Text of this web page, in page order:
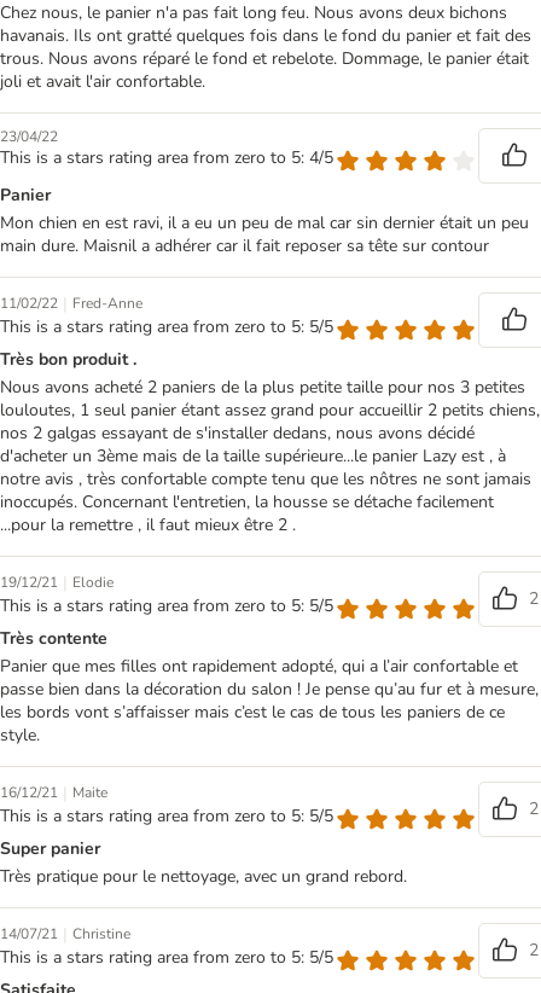
Chez nous, le panier n'a pas fait long feu. Nous avons deux bichons
havanais. Ils ont gratté quelques fois dans le fond du panier et fait des
trous. Nous avons réparé le fond et rebelote. Dommage, le panier était
joli et avait l'air confortable.
23/04/22
This is a stars rating area from zero to 5: 4/5
Panier
Mon chien en est ravi, il a eu un peu de mal car sin dernier était un peu
main dure. Maisnil a adhérer car il fait reposer sa tête sur contour
11/02/22 | Fred-Anne
This is a stars rating area from zero to 5: 5/5
Très bon produit .
Nous avons acheté 2 paniers de la plus petite taille pour nos 3 petites
louloutes, 1 seul panier étant assez grand pour accueillir 2 petits chiens,
nos 2 galgas essayant de s'installer dedans, nous avons décidé
d'acheter un 3ème mais de la taille supérieure...le panier Lazy est , à
notre avis , très confortable compte tenu que les nôtres ne sont jamais
inoccupés. Concernant l'entretien, la housse se détache facilement
...pour la remettre , il faut mieux être 2 .
19/12/21 | Elodie
This is a stars rating area from zero to 5: 5/5
2
Très contente
Panier que mes filles ont rapidement adopté, qui a l’air confortable et
passe bien dans la décoration du salon ! Je pense qu’au fur et à mesure,
les bords vont s’affaisser mais c’est le cas de tous les paniers de ce
style.
16/12/21 | Maite
This is a stars rating area from zero to 5: 5/5
2
Super panier
Très pratique pour le nettoyage, avec un grand rebord.
14/07/21 | Christine
This is a stars rating area from zero to 5: 5/5
2